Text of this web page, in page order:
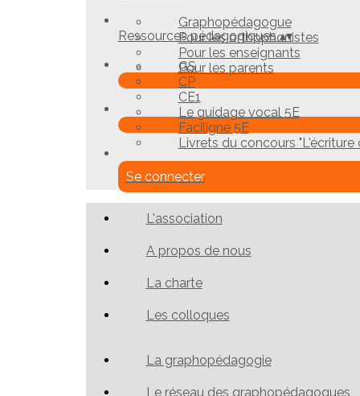
Graphopédagogue
Pour les orthophonistes
Pour les enseignants
Pour les parents
Ressources pédagogiques▴▾
GS
CP
CE1
Le guidage vocal 5E
Faciligne 5E
Livrets du concours "L'écriture
Se connecter
L'association
A propos de nous
La charte
Les colloques
La graphopédagogie
Le réseau des graphopédagogues